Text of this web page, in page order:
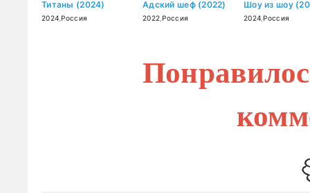
Титаны (2024)
2024 ,Россия
Адский шеф (2022)
2022 ,Россия
Шоу из шоу
2024 ,Россия